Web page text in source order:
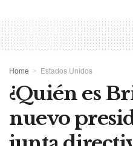
Home Estados Unidos
¿Quién es
nuevo